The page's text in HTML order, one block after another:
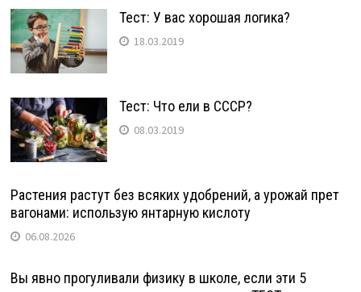
Тест: У вас хорошая логика?
18.03.2019
Тест: Что ели в СССР?
08.03.2019
Растения растут без всяких удобрений, а урожай прет
вагонами: использую янтарную кислоту
06.08.2026
Вы явно прогуливали физику в школе, если эти 5